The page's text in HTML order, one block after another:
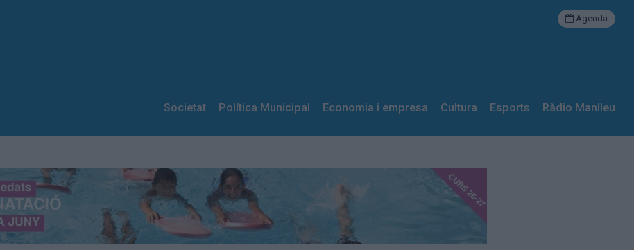
Agenda
Societat Política Municipal Economia i empresa Cultura Esports Ràdio Manlleu